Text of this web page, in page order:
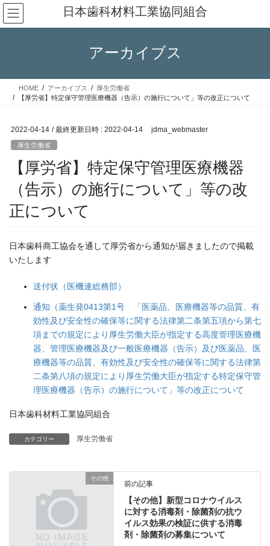
コ
ン
テ
ス
ナ
ビ
ゲ
ン
日本歯科材料工業協同組合
アーカイブス
HOME アーカイブス
厚生労働省
【厚労省】特定保守管理医療機器（告示）の施行について」等の改正について
2022-04-14 / 最終更新日時 : 2022-04-14 jdma_webmaster
厚生労働省
【厚労省】特定保守管理医療機器
（告示）の施行について」等の改
正について
日本歯科商工協会を通して厚労省から通知が届きましたので掲載
いたします
送付状（医機連総務部）
通知（薬生発0413第1号 「医薬品、医療機器等の品質、有
効性及び安全性の確保等に関する法律第二条第五項から第七
項までの規定により厚生労働大臣が指定する高度管理医療機
器、管理医療機器及び一般医療機器（告示）及び医薬品、医
療機器等の品質、有効性及び安全性の確保等に関する法律第
二条第八項の規定により厚生労働大臣が指定する特定保守管
理医療機器（告示）の施行について」等の改正について
日本歯科材料工業協同組合
カテゴリー 厚生労働省
その他
前の記事
【その他】新型コロナウイルス
に対する消毒剤・除菌剤の抗ウ
イルス効果の検証に供する消毒
剤・除菌剤の募集について